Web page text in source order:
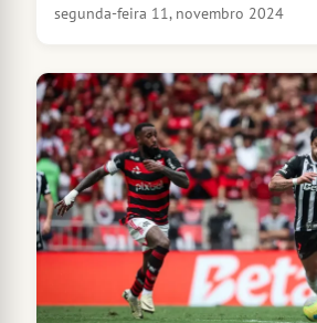
segunda-feira 11, novembro 2024